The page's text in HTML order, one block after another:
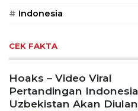
# Indonesia
CEK FAKTA
Hoaks – Video Viral
Pertandingan
Uzbekistan Akan